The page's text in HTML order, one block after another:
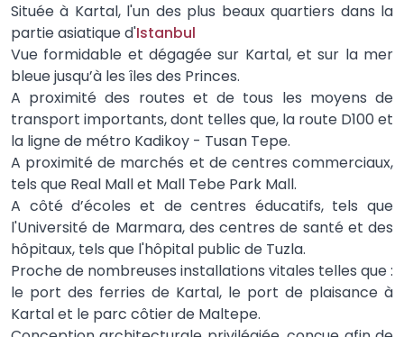
Située à Kartal, l'un des plus beaux quartiers dans la
partie asiatique d'Istanbul
Vue formidable et dégagée sur Kartal, et sur la mer
bleue jusqu’à les îles des Princes.
A proximité des routes et de tous les moyens de
transport importants, dont telles que, la route D100 et
la ligne de métro Kadikoy - Tusan Tepe.
A proximité de marchés et de centres commerciaux,
tels que Real Mall et Mall Tebe Park Mall.
A côté d’écoles et de centres éducatifs, tels que
l'Université de Marmara, des centres de santé et des
hôpitaux, tels que l'hôpital public de Tuzla.
Proche de nombreuses installations vitales telles que :
le port des ferries de Kartal, le port de plaisance à
Kartal et le parc côtier de Maltepe.